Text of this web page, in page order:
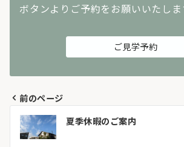
ボタンよりご予約をお願いいたしま
ご見学予約
投
稿
前のページ
夏季休暇のご案内